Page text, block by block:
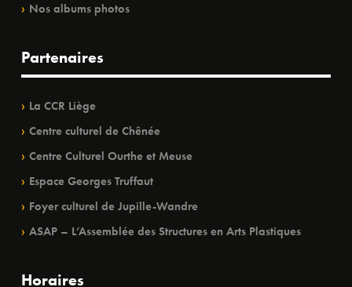
Nos albums photos
Partenaires
La CCR Liège
Centre culturel de Chênée
Centre Culturel Ourthe et Meuse
Espace Georges Truffaut
Foyer culturel de Jupille-Wandre
ASAP – L’Assemblée des Structures en Arts Plastiques
Horaires